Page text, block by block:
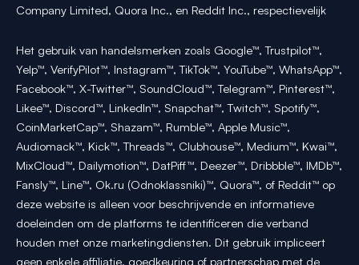
Company Limited, Quora Inc., en Reddit Inc., respectievelijk
Het gebruik van handelsmerken zoals Google™, Trustpilot™,
Yelp™, VerifyPilot™, Instagram™, TikTok™, YouTube™, WhatsApp™,
Facebook™, X-Twitter™, SoundCloud™, Telegram™, Pinterest™,
Likee™, Discord™, LinkedIn™, Snapchat™, Twitch™, Spotify™,
CoinMarketCap™, Shazam™, Rumble™, Apple Music™,
Audiomack™, Kick™, Threads™, Clubhouse™, Medium™, Kwai™,
MixCloud™, Dailymotion™, DatPiff™, Deezer™, Dribbble™, IMDb™,
Fansly™, Line™, Ok.ru (Odnoklassniki)™, Quora™, of Reddit™ op
deze website is alleen voor beschrijvende en informatieve
doeleinden om de platforms te identificeren die verband
houden met onze marketingdiensten. Dit gebruik impliceert
geen enkele affiliatie, goedkeuring of partnerschap met de